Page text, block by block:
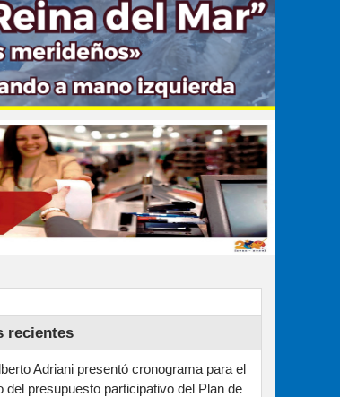
recientes
Adriani presentó cronograma para el
del presupuesto participativo del Plan de